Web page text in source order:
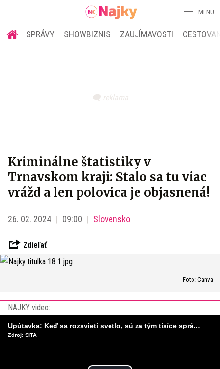
MENU
SPRÁVY SHOWBIZNIS ZAUJÍMAVOSTI
Kriminálne štatistiky v
Trnavskom kraji: Stalo sa tu viac
vrážd a len polovica je objasnená!
26. 02. 2024 09:00 Slovensko
Zdieľať
Foto: Canva
NAJKY video:
Upútavka: Keď sa rozsvieti svetlo, sú za tým tisíce správnych rozhodnutí. Ako vzniká infraštruktúra, ktorú nevnímame?
Zdroj: SITA